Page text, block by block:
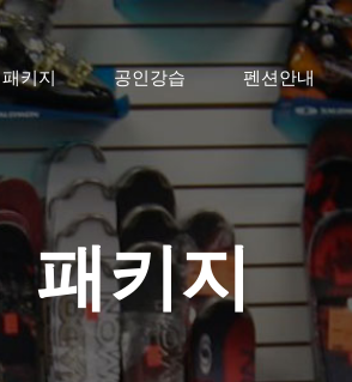
패키지 공인강습 펜션안내
패키지